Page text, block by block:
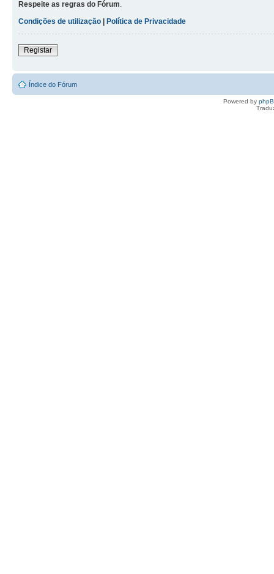
Respeite as regras do Fórum
Condições de utilização | Política de Privacidade
Registar
Índice do Fórum
Powered by